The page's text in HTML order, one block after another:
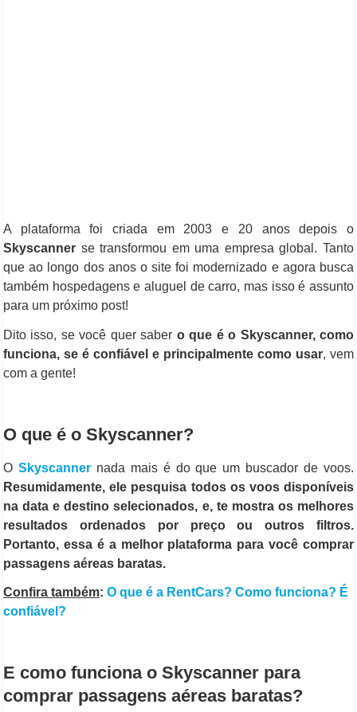
A plataforma foi criada em 2003 e 20 anos depois o
Skyscanner se transformou em uma empresa global. Tanto
que ao longo dos anos o site foi modernizado e agora busca
também hospedagens e aluguel de carro, mas isso é assunto
para um próximo post!
Dito isso, se você quer saber o que é o Skyscanner, como
funciona, se é confiável e principalmente como usar, vem
com a gente!
O que é o Skyscanner?
O Skyscannernada mais é do que um buscador de voos.
Resumidamente, ele pesquisa todos os voos disponíveis
na data e destino selecionados, e, te mostra os melhores
resultados ordenados por preço ou outros filtros.
Portanto, essa é a melhor plataforma para você comprar
passagens aéreas baratas.
Confira também: O que é a RentCars? Como funciona? É
confiável?
E como funciona o Skyscanner para
comprar passagens aéreas baratas?